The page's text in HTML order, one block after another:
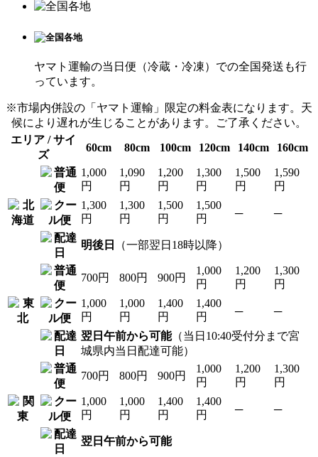
ヤマト運輸の当日便（冷蔵・冷凍）での全国発送も行
っています。
※市場内併設の「ヤマト運輸」限定の料金表になります。天
候により遅れが生じることがあります。ご了承ください。
エリア / サイ
ズ
60cm 80cm 100cm 120cm 140cm 160cm
1,000
円
1,090
円
1,200
円
1,300
円
1,500
円
1,590
円
1,300
円
1,300
円
1,500
円
1,500
円
─ ─
明後日 （一部翌日18時以降）
700円 800円 900円
1,000
円
1,200
円
1,300
円
1,000
円
1,000
円
1,400
円
1,400
円
─ ─
翌日午前から可能（当日10:40受付分まで宮
城県内当日配達可能）
700円 800円 900円
1,000
円
1,200
円
1,300
円
1,000
円
1,000
円
1,400
円
1,400
円
─ ─
翌日午前から可能